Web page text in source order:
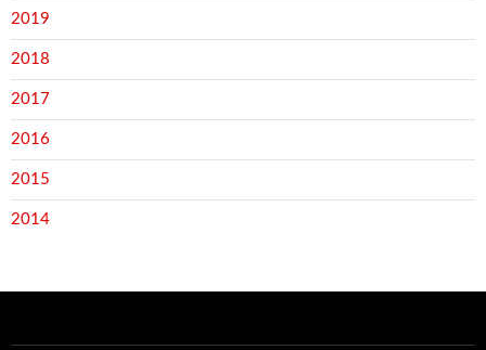
2019
2018
2017
2016
2015
2014